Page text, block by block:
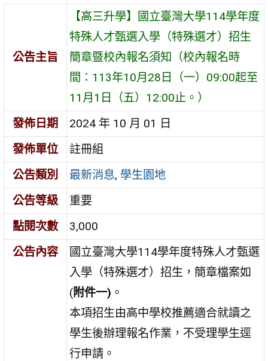
公告主旨
【高三升學】國立臺灣大學114學年度
特殊人才甄選入學（特殊選才）招生
簡章暨校內報名須知（校內報名時
間：113年10月28日（一）09:00起至
11月1日（五）12:00止。）
發佈日期
2024 年 10 月 01 日
發佈單位
註冊組
公告類別
最新消息, 學生園地
公告等級
重要
點閱次數
3,000
公告內容
國立臺灣大學114學年度特殊人才甄選
入學（特殊選才）招生，簡章檔案如
(附件一) 。
本項招生由高中學校推薦適合就讀之
學生後辦理報名作業，不受理學生逕
行申請。